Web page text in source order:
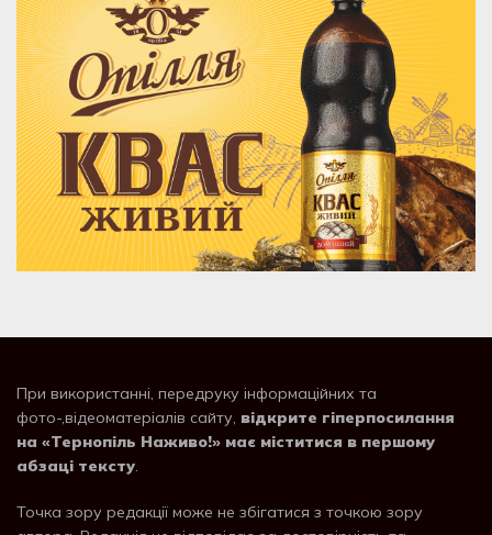
При використанні, передруку інформаційних та
фото-,відеоматеріалів сайту, відкрите гіперпосилання
на «Тернопіль Наживо!» має міститися в першому
абзаці тексту.
Точка зору редакції може не збігатися з точкою зору